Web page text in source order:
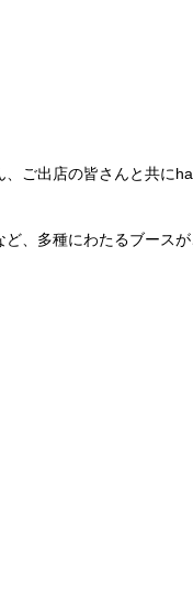
ご出店の皆さんと共に
、多種にわたるブース